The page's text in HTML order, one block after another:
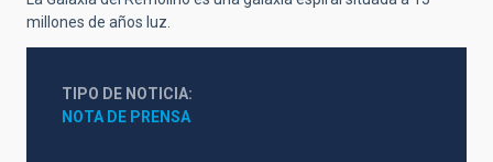
millones de años luz.
TIPO DE NOTICIA
NOTA DE PRENSA